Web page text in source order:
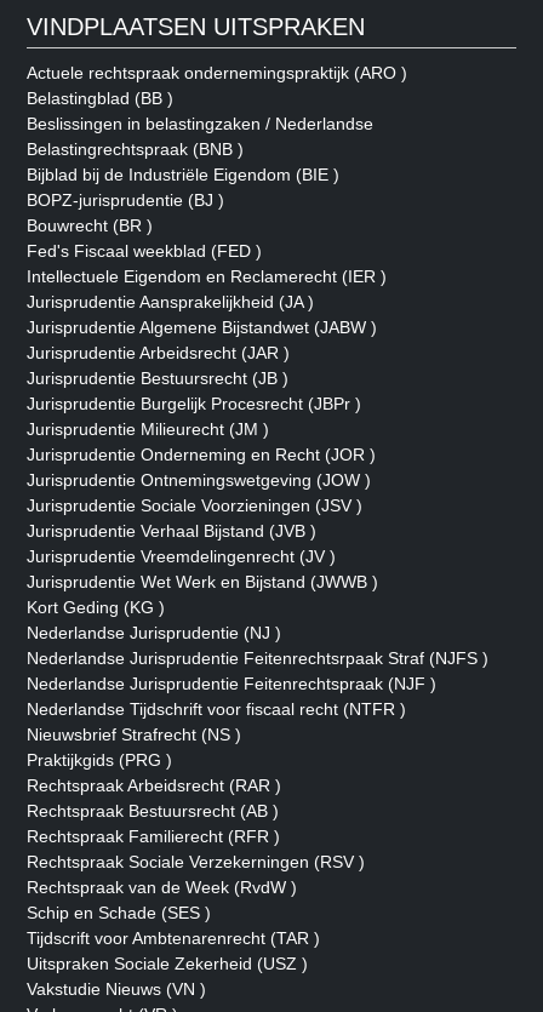
VINDPLAATSEN UITSPRAKEN
Actuele rechtspraak ondernemingspraktijk (ARO )
Belastingblad (BB )
Beslissingen in belastingzaken / Nederlandse
Belastingrechtspraak (BNB )
Bijblad bij de Industriële Eigendom (BIE )
BOPZ-jurisprudentie (BJ )
Bouwrecht (BR )
Fed's Fiscaal weekblad (FED )
Intellectuele Eigendom en Reclamerecht (IER )
Jurisprudentie Aansprakelijkheid (JA )
Jurisprudentie Algemene Bijstandwet (JABW )
Jurisprudentie Arbeidsrecht (JAR )
Jurisprudentie Bestuursrecht (JB )
Jurisprudentie Burgelijk Procesrecht (JBPr )
Jurisprudentie Milieurecht (JM )
Jurisprudentie Onderneming en Recht (JOR )
Jurisprudentie Ontnemingswetgeving (JOW )
Jurisprudentie Sociale Voorzieningen (JSV )
Jurisprudentie Verhaal Bijstand (JVB )
Jurisprudentie Vreemdelingenrecht (JV )
Jurisprudentie Wet Werk en Bijstand (JWWB )
Kort Geding (KG )
Nederlandse Jurisprudentie (NJ )
Nederlandse Jurisprudentie Feitenrechtsrpaak Straf (NJFS )
Nederlandse Jurisprudentie Feitenrechtspraak (NJF )
Nederlandse Tijdschrift voor fiscaal recht (NTFR )
Nieuwsbrief Strafrecht (NS )
Praktijkgids (PRG )
Rechtspraak Arbeidsrecht (RAR )
Rechtspraak Bestuursrecht (AB )
Rechtspraak Familierecht (RFR )
Rechtspraak Sociale Verzekerningen (RSV )
Rechtspraak van de Week (RvdW )
Schip en Schade (SES )
Tijdscrift voor Ambtenarenrecht (TAR )
Uitspraken Sociale Zekerheid (USZ )
Vakstudie Nieuws (VN )